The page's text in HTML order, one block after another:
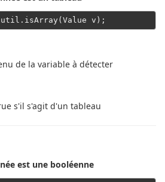
de la variable à détecter
s'il s'agit d'un tableau
est une booléenne